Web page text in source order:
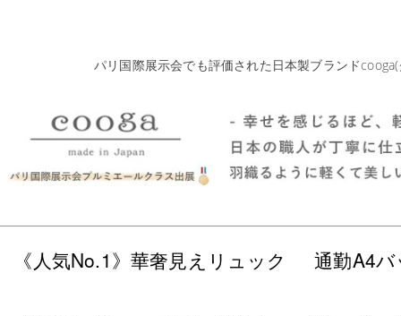
パリ国際展示会でも評価された日本製ブランド
《人気No.1》華奢見えリュック 通勤A4